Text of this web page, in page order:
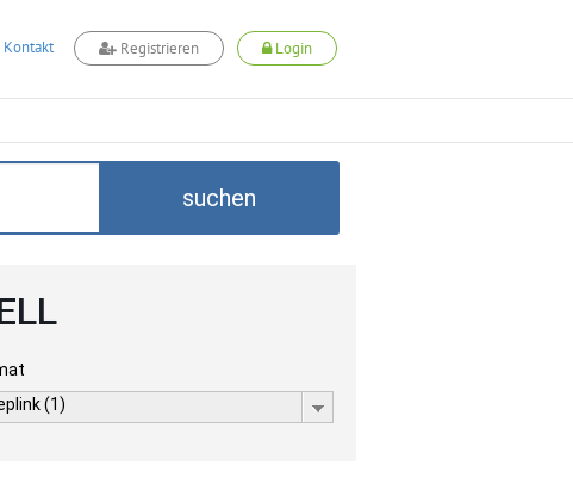
Kontakt Registrieren Login
suchen
(1)